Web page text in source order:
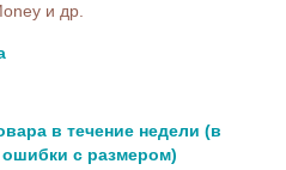
и др.
в течение недели (в
ошибки с размером)